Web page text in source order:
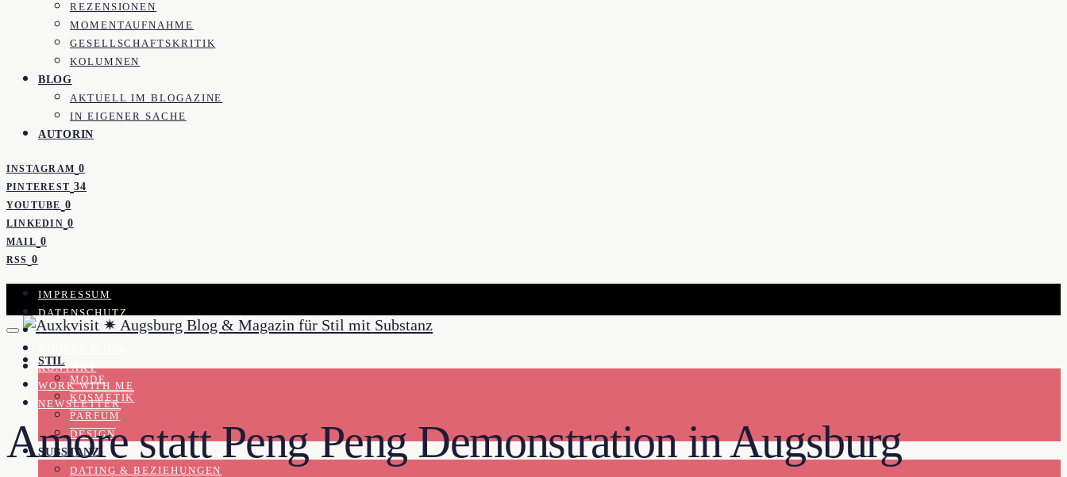
REZENSIONEN
MOMENTAUFNAHME
GESELLSCHAFTSKRITIK
KOLUMNEN
BLOG
AKTUELL IM BLOGAZINE
IN EIGENER SACHE
AUTORIN
INSTAGRAM 0
PINTEREST 34
YOUTUBE 0
LINKEDIN 0
MAIL 0
RSS 0
IMPRESSUM
DATENSCHUTZ
PRESSE
KONTAKT
WORK WITH ME
NEWSLETTER
STIL
MODE
KOSMETIK
PARFUM
DESIGN
SUBSTANZ
DATING & BEZIEHUNGEN
Amore statt Peng Peng Demonstration in Augsburg